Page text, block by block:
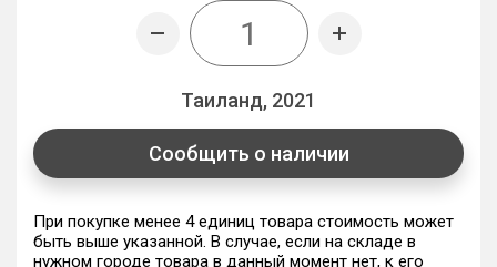
Таиланд, 2021
Сообщить о наличии
При покупке менее 4 единиц товара стоимость может
быть выше указанной. В случае, если на складе в
нужном городе товара в данный момент нет, к его